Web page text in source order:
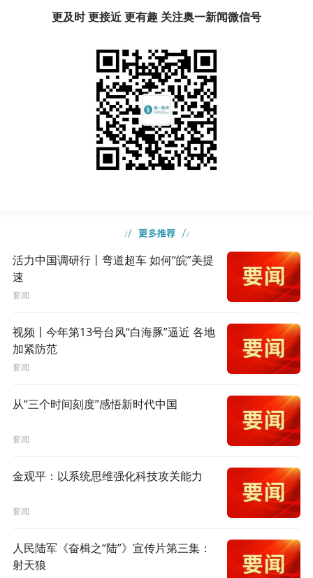
更及时 更接近 更有趣 关注奥一新闻微信号
活力中国调研行丨弯道超车 如何“皖”美提
速
要闻
视频丨今年第13号台风“白海豚”逼近 各地
加紧防范
要闻
从“三个时间刻度”感悟新时代中国
要闻
金观平：以系统思维强化科技攻关能力
要闻
人民陆军《奋楫之“陆”》宣传片第三集：
射天狼